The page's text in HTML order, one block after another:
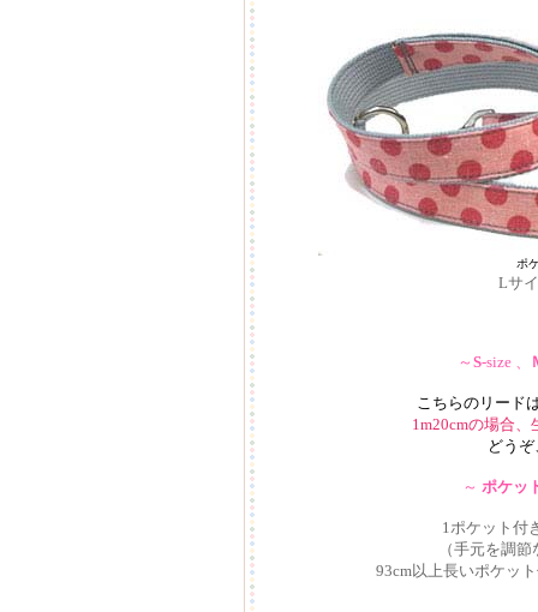
ポ
Lサ
～ S-size 、
こちらのリード
1m20cmの場合
どう
～ ポケッ
1ポケット付
（手元を調
93cm以上長いポケッ